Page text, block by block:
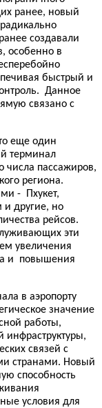
ранее, новый
создавали
особенно в
быстрый и
Данное
связано с
еще один
терминал
числа пассажиров,
региона.
- Пхукет,
и другие, но
рейсов.
эти
увеличения
и повышения
в аэропорту
значение
работы,
инфраструктуры,
связей с
странами. Новый
способность
условия для